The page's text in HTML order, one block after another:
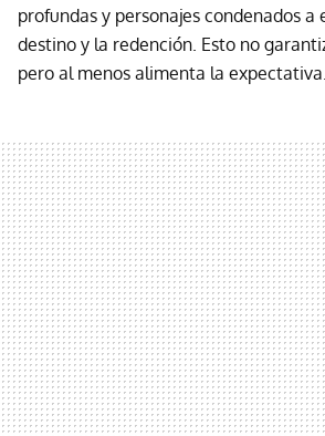
profundas y personajes condenados
destino y la redención. Esto no
pero al menos alimenta la expectativa.